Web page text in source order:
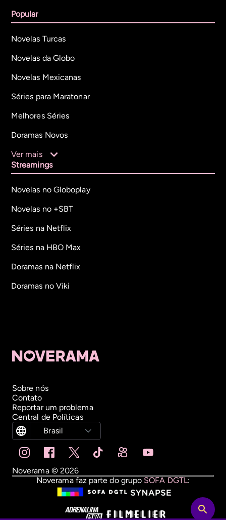
Popular
Novelas Turcas
Novelas da Globo
Novelas Mexicanas
Séries para Maratonar
Melhores Séries
Doramas Novos
Ver mais
Streamings
Novelas no Globoplay
Novelas no +SBT
Séries na Netflix
Séries na HBO Max
Doramas na Netflix
Doramas no Viki
Sobre nós
Contato
Reportar um problema
Central de Políticas
Brasil
Noverama © 2026
Noverama faz parte do grupo SOFA DGTL: